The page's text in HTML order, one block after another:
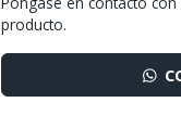
producto.